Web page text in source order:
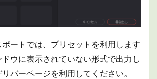
ートでは、プリセットを利用します
ウに表示されていない形式で出力し
バーページを利用してください。